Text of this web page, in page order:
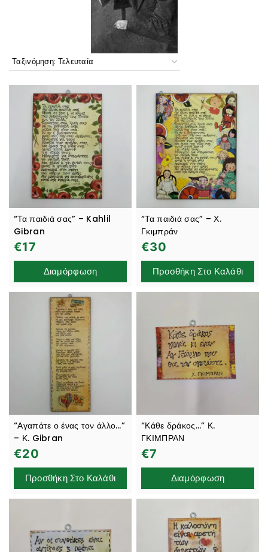
“Τα παιδιά σας” – Kahlil
Gibran
€17
Διαμόρφωση
“Τα παιδιά σας” – Χ.
Γκιμπράν
€30
Προσθήκη Στο Καλάθι
“Αγαπάτε ο ένας τον άλλο…”
– Κ. Gibran
€20
Προσθήκη Στο Καλάθι
“Κάθε δράκος…” Κ.
ΓΚΙΜΠΡΑΝ
€7
Διαμόρφωση